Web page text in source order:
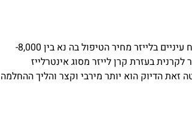
בלייזר
מחיר הטיפול בה נא בין 8,000-
בעזרת קרן לייזר מסוג אינטרלייז
הדיוק הוא יותר מירבי וקצר והליך ההחלמה